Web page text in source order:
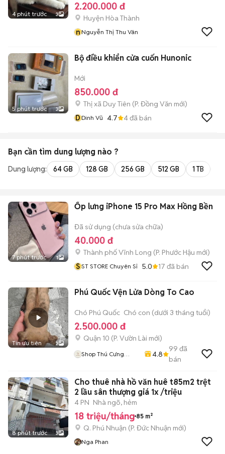
4 phút trước 3
2.200.000 đ
Huyện Hòa Thành
nNguyễn Thị Thu Vân
5 phút trước 3
Bộ điều khiển cửa cuốn Hunonic
Mới
850.000 đ
Thị xã Duy Tiên (P. Đồng Văn mới)
DDinh Vũ 4.7 4đã bán
Bạn cần tìm dung lượng nào ?
Dung lượng: 64 GB 128 GB 256 GB 512 GB 1 TB
7 phút trước 1
Ốp lưng iPhone 15 Pro Max Hồng Bền
Đã sử dụng (chưa sửa chữa)
40.000 đ
Thành phố Vĩnh Long (P. Phước Hậu mới)
S ST STORE Chuyên Sỉ 5.0 17 đã bán
Tin ưu tiên 3
Phú Quốc Vện Lửa Dòng To Cao
Chó Phú Quốc Chó con (dưới 3 tháng tuổi)
2.500.000 đ
Quận 10 (P. Vườn Lài mới)
Shop Thú Cưng
4.8
99 đã
bán
8 phút trước 3
Cho thuê nhà hồ văn huê t85m2 trệt
2 lầu sân thượng giá 1x /triệu
4 PN Nhà ngõ, hẻm
18 triệu/tháng 85 m²
Q. Phú Nhuận (P. Đức Nhuận mới)
Nga Phan